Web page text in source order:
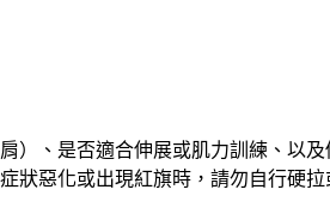
）、是否適合伸展或肌力訓練、以
狀惡化或出現紅旗時，請勿自行硬拉